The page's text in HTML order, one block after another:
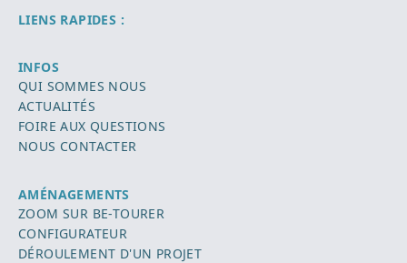
LIENS RAPIDES :
INFOS
QUI SOMMES NOUS
ACTUALITÉS
FOIRE AUX QUESTIONS
NOUS CONTACTER
AMÉNAGEMENTS
ZOOM SUR BE-TOURER
CONFIGURATEUR
DÉROULEMENT D'UN PROJET